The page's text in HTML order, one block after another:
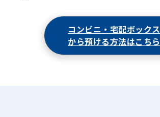
コンビニ・宅配ボックス
から預ける方法はこちら